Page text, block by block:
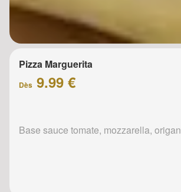
Pizza Marguerita
Dès 9.99 €
Base sauce tomate, mozzarella, origan